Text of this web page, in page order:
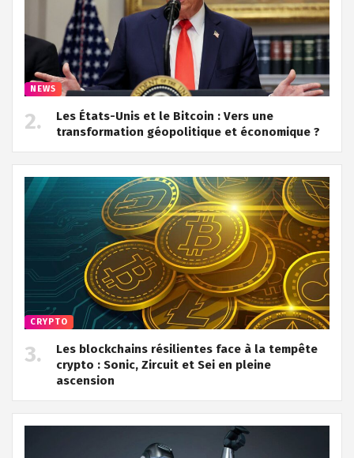
NEWS
Les États-Unis et le Bitcoin : Vers une
transformation géopolitique et économique ?
CRYPTO
Les blockchains résilientes face à la tempête
crypto : Sonic, Zircuit et Sei en pleine
ascension